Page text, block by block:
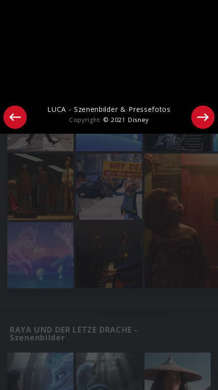
RAYA UND DER LETZE DRACHE -
Szenenbilder
LUCA - Szenenbilder & Pressefotos
Copyright: © 2021 Disney